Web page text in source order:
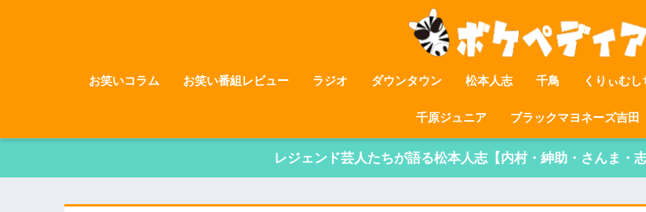
お笑いコラム お笑い番組レビュー ラジオ ダウンタウン 松本人志 千鳥 くりぃむし
千原ジュニア ブラックマヨネーズ吉田
レジェンド芸人たちが語る松本人志【内村・紳助・さんま・